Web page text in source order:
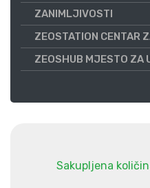
ZANIMLJIVOSTI
ZEOSTATION CENTAR
ZEOSHUB MJESTO ZA
Sakupljena